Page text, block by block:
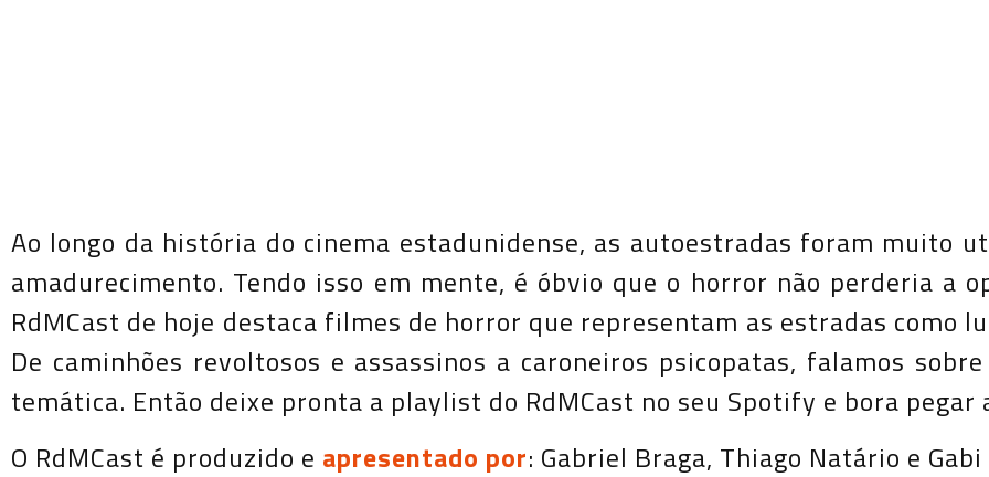
Ao longo da história do cinema estadunidense, as autoestradas foram muito
amadurecimento. Tendo isso em mente, é óbvio que o horror não perderia a
RdMCast de hoje destaca filmes de horror que representam as estradas como
De caminhões revoltosos e assassinos a caroneiros psicopatas, falamos
temática. Então deixe pronta a playlist do RdMCast no seu Spotify e bora pegar
O RdMCast é produzido e apresentado por: Gabriel Braga, Thiago Natário e Gabi